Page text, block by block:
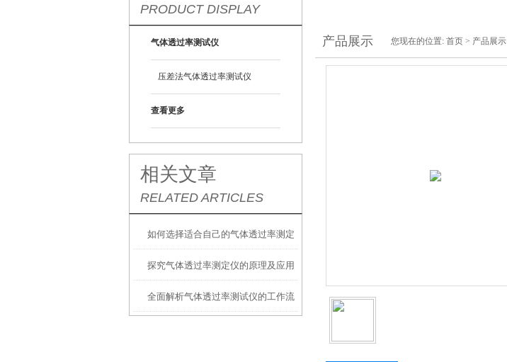
PRODUCT DISPLAY
气体透过率测试仪
压差法气体透过率测试仪
查看更多
相关文章
RELATED ARTICLES
如何选择适合自己的气体透过率测定
仪？
探究气体透过率测定仪的原理及应用
全面解析气体透过率测试仪的工作流
产品展示 您现在的位置: 首页 > 产品展示